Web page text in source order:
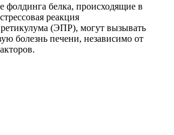
фолдинга белка, происходящие в
реакция
ретикулума (ЭПР), могут вызывать
болезнь печени, независимо от